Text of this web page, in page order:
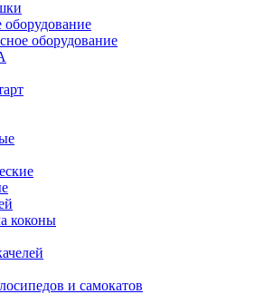
оборудование
оборудование
коконы
и самокатов